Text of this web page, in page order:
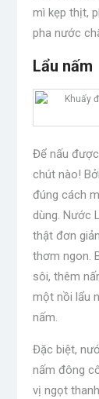
mì kẹp thịt,
pha nước
Lẩu nấm
Để nấu
chút nào!
đúng cách
dùng. Nước
thật đơn
thơm ngon.
sôi, thêm
một nồi lẩu
nấm.
Đặc biệt,
nấm đông
vị ngọt